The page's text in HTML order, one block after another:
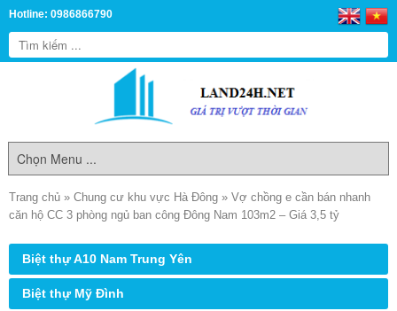
Hotline: 0986866790
Trang chủ » Chung cư khu vực Hà Đông » Vợ chồng e cần bán nhanh
căn hộ CC 3 phòng ngủ ban công Đông Nam 103m2 – Giá 3,5 tỷ
Biệt thự A10 Nam Trung Yên
Biệt thự Mỹ Đình